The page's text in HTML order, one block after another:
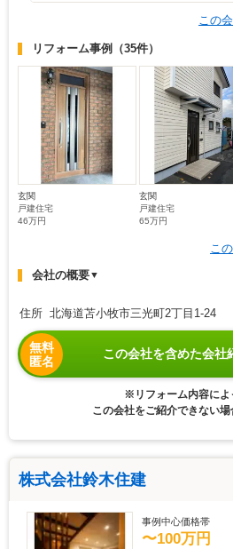
この
リフォーム事例 （35件）
玄関
戸建住宅
46万円
玄関
戸建住宅
65万円
こ
会社の概要▼
住所 北海道苫小牧市三光町2丁目1-24
無料
匿名
この会社を含めた会社
※リフォーム内容によ
この会社をご紹介できない場
株式会社鈴木住建
事例中心価格帯
〜100万円